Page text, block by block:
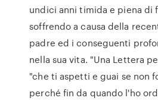
undici anni timida e piena di
soffrendo a causa della
padre ed i conseguenti
nella sua vita. "Una Lettera
"che ti aspetti e guai se non
perché fin da quando l'ho